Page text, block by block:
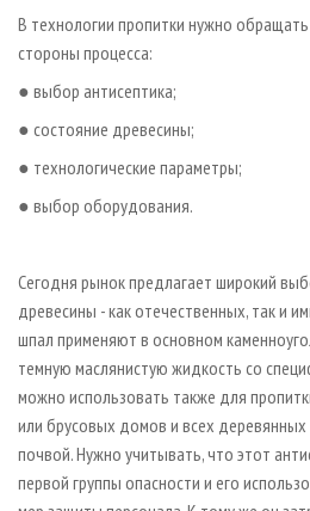
В технологии пропитки нужно
стороны процесса:
● выбор антисептика;
● состояние древесины;
● технологические параметры;
● выбор оборудования.
Сегодня рынок предлагает широкий
древесины - как отечественных, так и
шпал применяют в основном
темную маслянистую жидкость со
можно использовать также для
или брусовых домов и всех
почвой. Нужно учитывать, что этот
первой группы опасности и его